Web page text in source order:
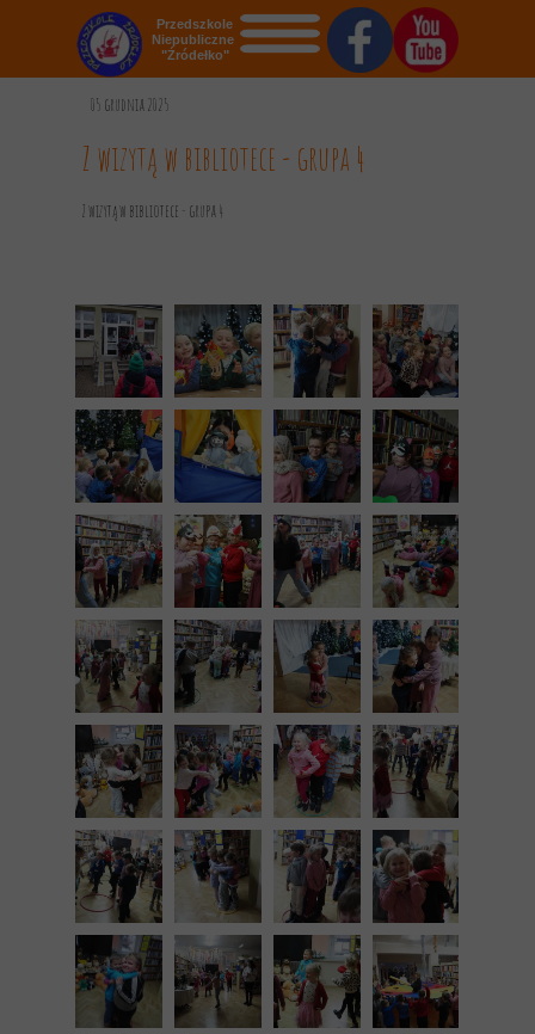
STRONA GŁÓWNA
REKRUTACJA
GALERIA
KONTAKT
DOKUMENTY
Przedszkole
Niepubliczne
"Źródełko"
05 grudnia 2025
Z wizytą w bibliotece - grupa 4
Z wizytą w bibliotece - grupa 4